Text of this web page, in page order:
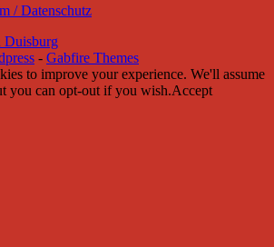
/ Datenschutz
Duisburg
- Gabfire Themes
to improve your experience. We'll assume
you can opt-out if you wish.Accept